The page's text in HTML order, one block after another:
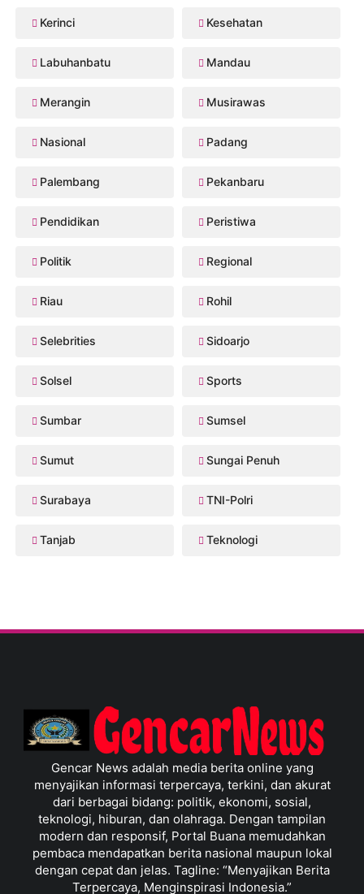
Kerinci Kesehatan
Labuhanbatu Mandau
Merangin Musirawas
Nasional Padang
Palembang Pekanbaru
Pendidikan Peristiwa
Politik Regional
Riau Rohil
Selebrities Sidoarjo
Solsel Sports
Sumbar Sumsel
Sumut Sungai Penuh
Surabaya TNI-Polri
Tanjab Teknologi
Gencar News adalah media berita online yang
menyajikan informasi terpercaya, terkini, dan akurat
dari berbagai bidang: politik, ekonomi, sosial,
teknologi, hiburan, dan olahraga. Dengan tampilan
modern dan responsif, Portal Buana memudahkan
pembaca mendapatkan berita nasional maupun lokal
dengan cepat dan jelas. Tagline: “Menyajikan Berita
Terpercaya, Menginspirasi Indonesia.”